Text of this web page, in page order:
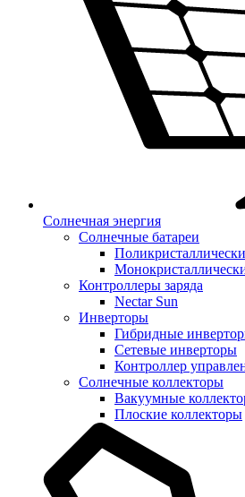
Солнечная энергия
Солнечные батареи
Контроллеры заряда
Nectar Sun
Инверторы
Гибридные
Сетевые инверторы
Контроллер
Солнечные коллекторы
Вакуумные
Плоские коллекторы